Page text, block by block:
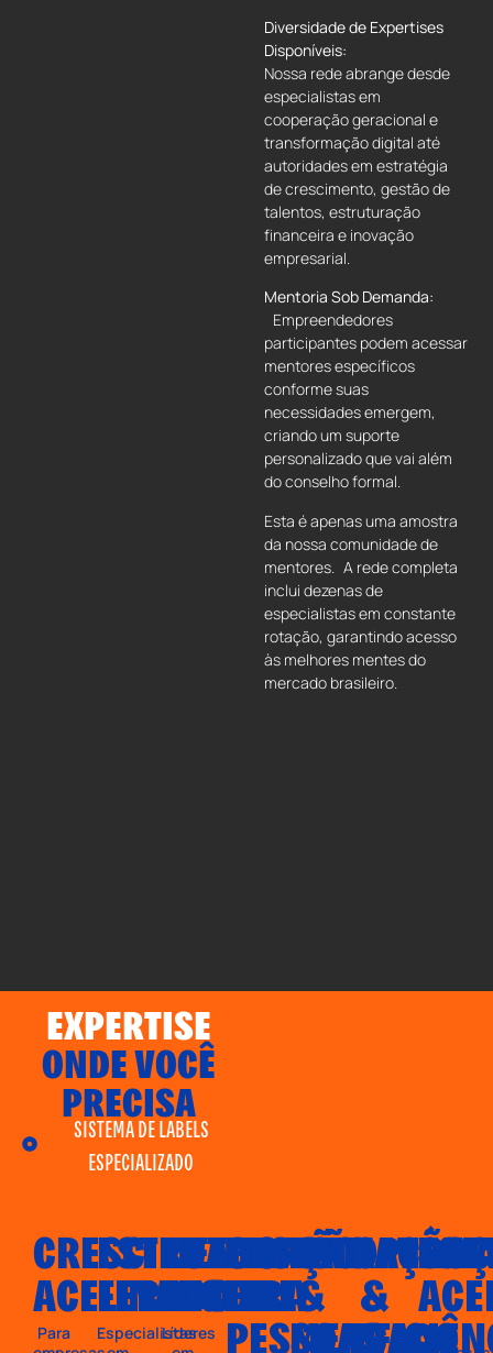
Diversidade de Expertises
Disponíveis:
Nossa rede abrange desde
especialistas em
cooperação geracional e
transformação digital até
autoridades em estratégia
de crescimento, gestão de
talentos, estruturação
financeira e inovação
empresarial.
Mentoria Sob Demanda:
Empreendedores
participantes podem acessar
mentores específicos
conforme suas
necessidades emergem,
criando um suporte
personalizado que vai além
do conselho formal.
Esta é apenas uma amostra
da nossa comunidade de
mentores. A rede completa
inclui dezenas de
especialistas em constante
rotação, garantindo acesso
às melhores mentes do
mercado brasileiro.
EXPERTISE
ONDE VOCÊ
PRECISA
SISTEMA DE LABELS
ESPECIALIZADO
CRESCIMENTO
ACELERADO
Para
ESTRUTURAÇÃO
FINANCEIRA
Especialistas
TRANSFORMAÇÃO
DIGITAL
Líderes
GESTÃO
DE
PESSOAS
&
MERCADO
&
Para